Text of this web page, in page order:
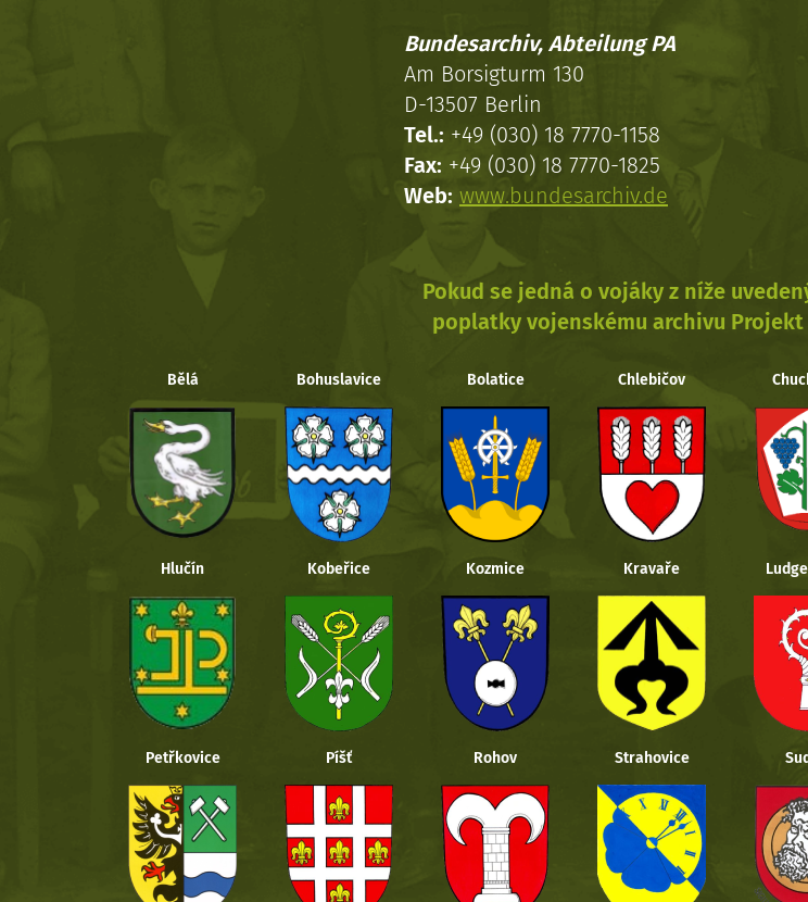
Bundesarchiv, Abteilung PA
Am Borsigturm 130
D-13507 Berlin
Tel.: +49 (030) 18 7770-1158
Fax: +49 (030) 18 7770-1825
Web: www.bundesarchiv.de
Pokud se jedná o vojáky z níže
poplatky vojenskému archivu
Bělá Bohuslavice Bolatice Chlebičov
Hlučín Kobeřice Kozmice Kravaře
Petřkovice Píšť Rohov Strahovice